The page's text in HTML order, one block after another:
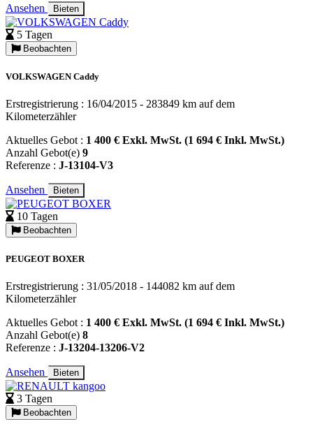
Ansehen Bieten
5 Tagen
Beobachten
VOLKSWAGEN Caddy
Erstregistrierung : 16/04/2015 - 283849 km auf dem
Kilometerzähler
Aktuelles Gebot : 1 400 € Exkl. MwSt. (1 694 € Inkl. MwSt.)
Anzahl Gebot(e) 9
Referenze : J-13104-V3
Ansehen Bieten
10 Tagen
Beobachten
PEUGEOT BOXER
Erstregistrierung : 31/05/2018 - 144082 km auf dem
Kilometerzähler
Aktuelles Gebot : 1 400 € Exkl. MwSt. (1 694 € Inkl. MwSt.)
Anzahl Gebot(e) 8
Referenze : J-13204-13206-V2
Ansehen Bieten
3 Tagen
Beobachten